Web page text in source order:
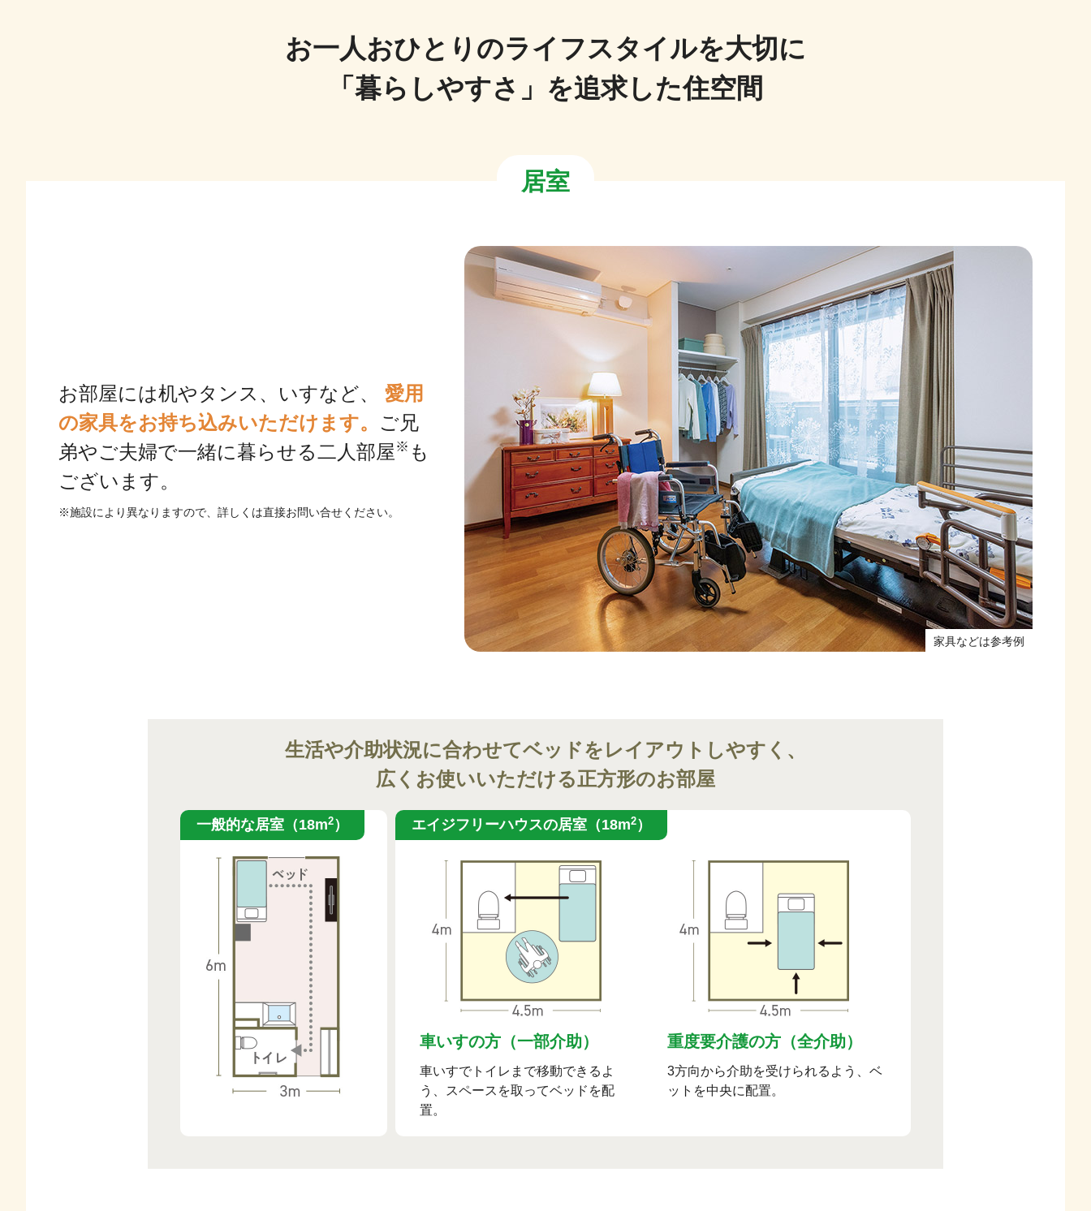
お一人おひとりのライフスタイルを大切に
「暮らしやすさ」を追求した住空間
居室
家具などは参考例
お部屋には机やタンス、いすなど、 愛用
の家具をお持ち込みいただけます。 ご兄
弟やご夫婦で一緒に暮らせる二人部屋 ※ も
ございます。
※施設により異なりますので、詳しくは直接お問い合せください。
生活や介助状況に合わせてベッドをレイアウトしやすく、
広くお使いいただける正方形のお部屋
一般的な居室（18m2） エイジフリーハウスの居室（18m2）
車いすの方（一部介助）
車いすでトイレまで移動できるよ
う、スペースを取ってベッドを配
置。
重度要介護の方（全介助）
3方向から介助を受けられるよう、ベ
ットを中央に配置。